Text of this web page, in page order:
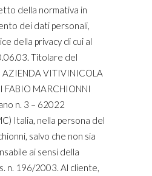
della normativa in
dei dati personali,
della privacy di cui al
Titolare del
VITIVINICOLA
FABIO MARCHIONNI
n. 3 – 62022
Italia, nella persona del
salvo che non sia
ai sensi della
n. 196/2003. Al cliente,